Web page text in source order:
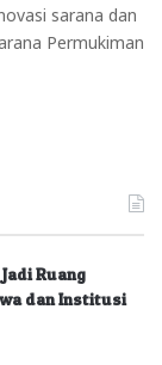
sarana dan
Permukiman
Ruang
dan Institusi